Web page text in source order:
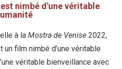
nimbé d'une véritable
à la Mostra de Venise 2022,
un film nimbé d’une véritable
véritable bienveillance avec